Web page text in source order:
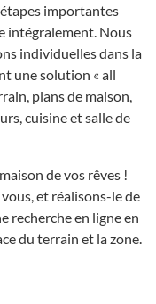
importantes
intégralement. Nous
individuelles dans la
une solution « all
plans de maison,
cuisine et salle de
de vos rêves !
et réalisons-le de
recherche en ligne en
du terrain et la zone.